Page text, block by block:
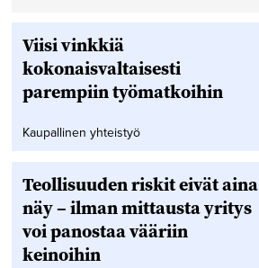
Viisi vinkkiä
kokonaisvaltaisesti
parempiin työmatkoihin
Kaupallinen yhteistyö
Teollisuuden riskit eivät aina
näy – ilman mittausta yritys
voi panostaa vääriin
keinoihin